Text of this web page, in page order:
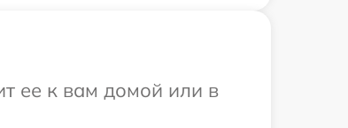
ее к вам домой или в